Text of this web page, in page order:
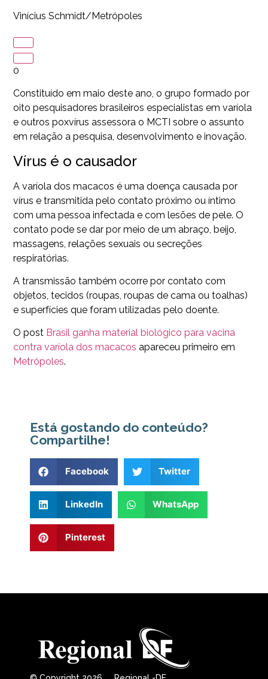
Vinícius Schmidt/Metrópoles
0
Constituído em maio deste ano, o grupo formado por
oito pesquisadores brasileiros especialistas em varíola
e outros poxvírus assessora o MCTI sobre o assunto
em relação a pesquisa, desenvolvimento e inovação.
Vírus é o causador
A varíola dos macacos é uma doença causada por
vírus e transmitida pelo contato próximo ou íntimo
com uma pessoa infectada e com lesões de pele. O
contato pode se dar por meio de um abraço, beijo,
massagens, relações sexuais ou secreções
respiratórias.
A transmissão também ocorre por contato com
objetos, tecidos (roupas, roupas de cama ou toalhas)
e superfícies que foram utilizadas pelo doente.
O post Brasil ganha material biológico para vacina
contra varíola dos macacos apareceu primeiro em
Metrópoles.
Está gostando do conteúdo?
Compartilhe!
Facebook Twitter
LinkedIn WhatsApp
Pinterest